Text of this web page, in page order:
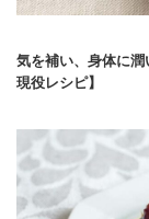
気を補い、身体に
現役レシピ】